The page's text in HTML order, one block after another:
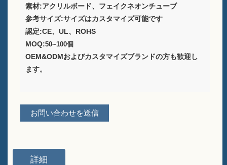
ロバイダー
テーブル用のカスタムバーメ
ニューホルダースタンド
バートップボトルオープナー
私たちが誰であるか
素材:アクリルボード、フェイクネオンチューブ
参考サイズ:サイズはカスタマイズ可能です
認定:CE、UL、ROHS
MOQ:50~100個
OEM&ODMおよびカスタマイズブランドの方も歓迎し
ます。
お問い合わせを送信
詳細